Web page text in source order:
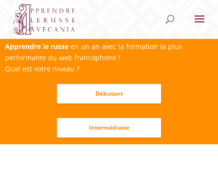
Apprendre le russe en un an avec la formation la plus
performante du web francophone !
Quel est votre niveau ?
Débutant
Intermédiaire